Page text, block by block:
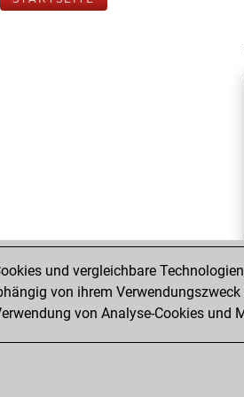
und vergleichbare
von ihrem
von Analyse-Cookies